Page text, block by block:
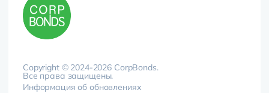
Copyright © 2024-2026 CorpBonds.
Все права защищены.
Информация об обновлениях